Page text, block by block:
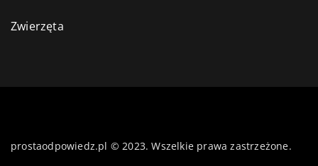
Zwierzęta
prostaodpowiedz.pl © 2023. Wszelkie prawa zastrzeżone.